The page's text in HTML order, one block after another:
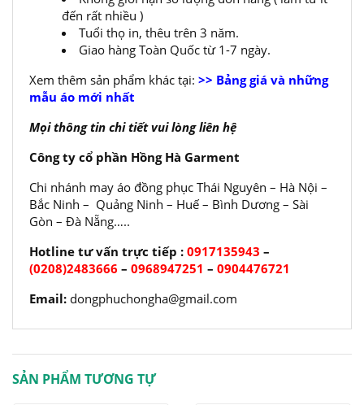
đến rất nhiều )
Tuổi thọ in, thêu trên 3 năm.
Giao hàng Toàn Quốc từ 1-7 ngày.
Xem thêm sản phẩm khác tại: >> Bảng giá và những
mẫu áo mới nhất
Mọi thông tin chi tiết vui lòng liên hệ
Công ty cổ phần Hồng Hà Garment
Chi nhánh may áo đồng phục Thái Nguyên – Hà Nội –
Bắc Ninh – Quảng Ninh – Huế – Bình Dương – Sài
Gòn – Đà Nẵng…..
Hotline tư vấn trực tiếp : 0917135943 –
(0208)2483666 – 0968947251 – 0904476721
Email: dongphuchongha@gmail.com
SẢN PHẨM TƯƠNG TỰ